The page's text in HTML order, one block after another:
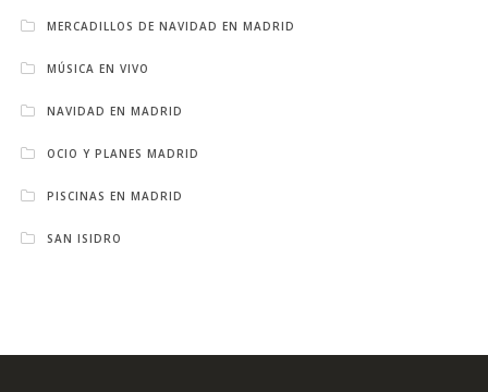
MERCADILLOS DE NAVIDAD EN MADRID
MÚSICA EN VIVO
NAVIDAD EN MADRID
OCIO Y PLANES MADRID
PISCINAS EN MADRID
SAN ISIDRO